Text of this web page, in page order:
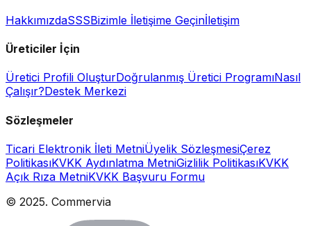
HakkımızdaSSSBizimle İletişime Geçinİletişim
Üreticiler İçin
Üretici Profili OluşturDoğrulanmış Üretici ProgramıNasıl
Çalışır?Destek Merkezi
Sözleşmeler
Ticari Elektronik İleti MetniÜyelik SözleşmesiÇerez
PolitikasıKVKK Aydınlatma MetniGizlilik PolitikasıKVKK
Açık Rıza MetniKVKK Başvuru Formu
© 2025. Commervia